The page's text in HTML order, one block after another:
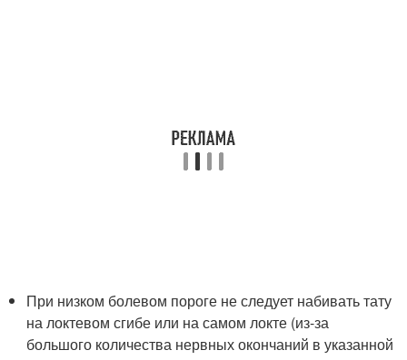
При низком болевом пороге не следует набивать тату
на локтевом сгибе или на самом локте (из-за
большого количества нервных окончаний в указанной